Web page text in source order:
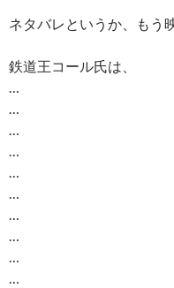
ネタバレというか、もう
鉄道王コール氏は、
…
…
…
…
…
…
…
…
…
…